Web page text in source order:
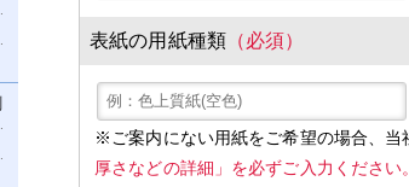
表紙の用紙種類（必須）
※ご案内にない用紙をご希望の場合、当
厚さなどの詳細」を必ずご入力ください。